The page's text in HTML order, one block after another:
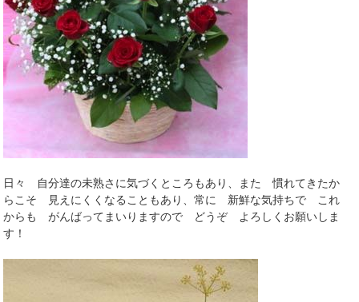
日々 自分達の未熟さに気づくところもあり、また 慣れてきたか
らこそ 見えにくくなることもあり、常に 新鮮な気持ちで これ
からも がんばってまいりますので どうぞ よろしくお願いしま
す！